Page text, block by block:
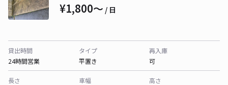
¥1,800〜 / 日
貸出時間
24時間営業
タイプ
平置き
再入庫
可
長さ
車幅
高さ